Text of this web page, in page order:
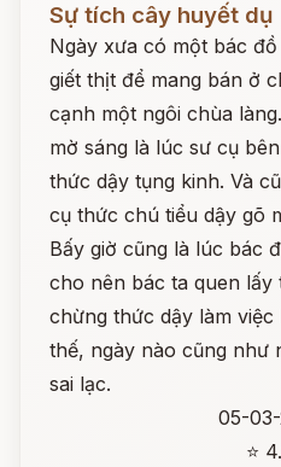
Sự tích cây huyết dụ
Ngày xưa có một bác
giết thịt để mang bán ở
cạnh một ngôi chùa
mờ sáng là lúc sư cụ
thức dậy tụng kinh. Và
cụ thức chú tiểu dậy gõ
Bấy giờ cũng là lúc bác
cho nên bác ta quen lấy
chừng thức dậy làm việc
thế, ngày nào cũng như
sai lạc.
05-03-
⭐